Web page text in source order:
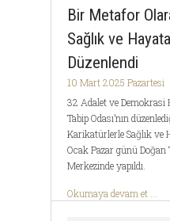
Bir Metafor
Sağlık ve
Düzenlendi
10 Mart 2025 Pazartesi
32 Adalet ve Demokrasi
Tabip Odası’nın
Karikatürlerle Sağlık ve
Ocak Pazar günü Doğan
Merkezinde yapıldı.
Okumaya devam et ...